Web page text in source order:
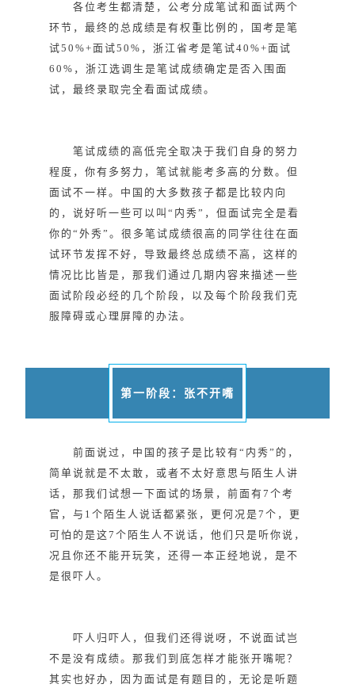
各位考生都清楚，公考分成笔试和面试两个
环节，最终的总成绩是有权重比例的，国考是笔
试50%+面试50%，浙江省考是笔试40%+面试
60%，浙江选调生是笔试成绩确定是否入围面
试，最终录取完全看面试成绩。
笔试成绩的高低完全取决于我们自身的努力
程度，你有多努力，笔试就能考多高的分数。但
面试不一样。中国的大多数孩子都是比较内向
的，说好听一些可以叫“内秀”，但面试完全是看
你的“外秀”。很多笔试成绩很高的同学往往在面
试环节发挥不好，导致最终总成绩不高，这样的
情况比比皆是，那我们通过几期内容来描述一些
面试阶段必经的几个阶段，以及每个阶段我们克
服障碍或心理屏障的办法。
第一阶段：张不开嘴
前面说过，中国的孩子是比较有“内秀”的，
简单说就是不太敢，或者不太好意思与陌生人讲
话，那我们试想一下面试的场景，前面有7个考
官，与1个陌生人说话都紧张，更何况是7个，更
可怕的是这7个陌生人不说话，他们只是听你说，
况且你还不能开玩笑，还得一本正经地说，是不
是很吓人。
吓人归吓人，但我们还得说呀，不说面试岂
不是没有成绩。那我们到底怎样才能张开嘴呢？
其实也好办，因为面试是有题目的，无论是听题